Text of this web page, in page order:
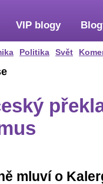
Politika Svět
VIP blogy
mluví o